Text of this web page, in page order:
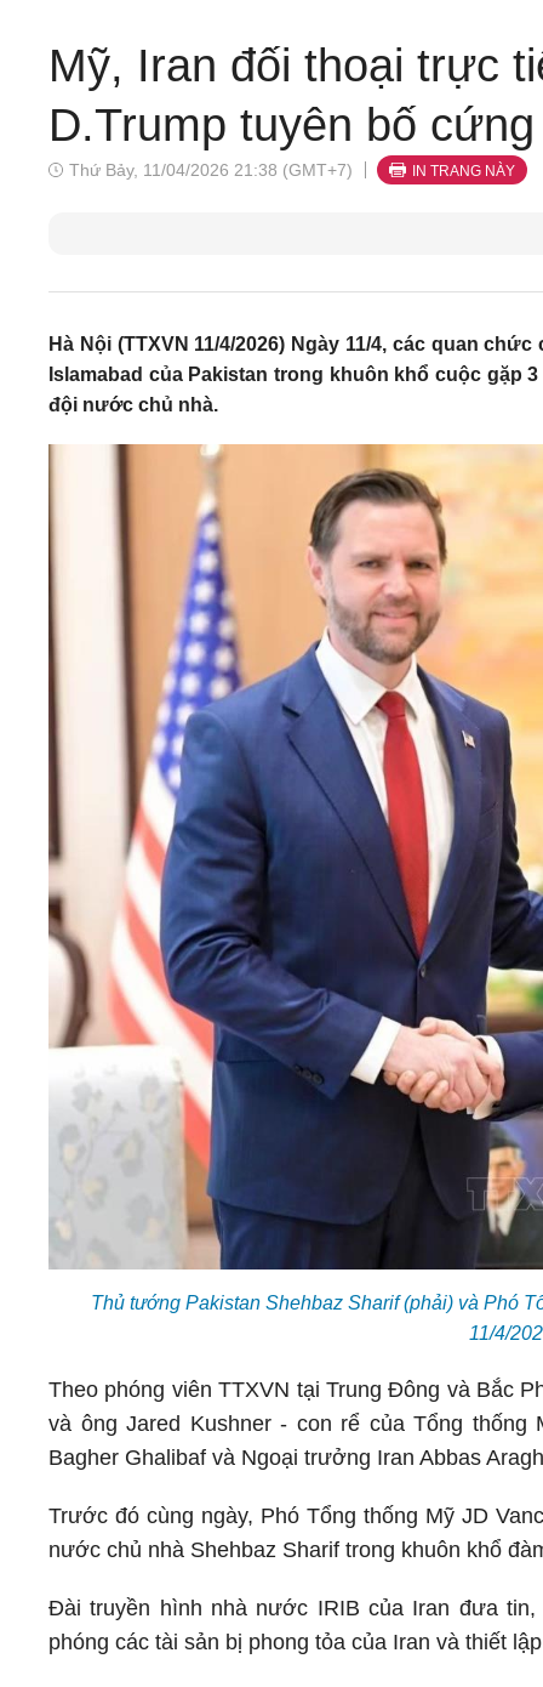
Mỹ, Iran đối thoại trực
D.Trump tuyên bố
Thứ Bảy, 11/04/2026 21:38 (GMT+7) IN TRANG NÀY
Hà Nội (TTXVN 11/4/2026) Ngày 11/4, các quan
Islamabad của Pakistan trong khuôn khổ cuộc gặp
đội nước chủ nhà.
Thủ tướng Pakistan Shehbaz Sharif (phải) và Phó
11/4/
Theo phóng viên TTXVN tại Trung Đông và Bắc
và ông Jared Kushner - con rể của Tổng thống
Bagher Ghalibaf và Ngoại trưởng Iran Abbas
Trước đó cùng ngày, Phó Tổng thống Mỹ JD
nước chủ nhà Shehbaz Sharif trong khuôn khổ
Đài truyền hình nhà nước IRIB của Iran đưa
phóng các tài sản bị phong tỏa của Iran và thiết